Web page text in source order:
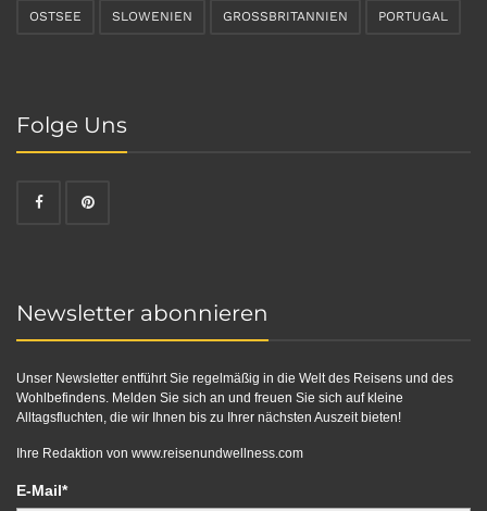
OSTSEE SLOWENIEN GROSSBRITANNIEN PORTUGAL
Folge Uns
Newsletter abonnieren
Unser Newsletter entführt Sie regelmäßig in die Welt des Reisens und des
Wohlbefindens. Melden Sie sich an und freuen Sie sich auf kleine
Alltagsfluchten, die wir Ihnen bis zu Ihrer nächsten Auszeit bieten!
Ihre Redaktion von www.reisenundwellness.com
E-Mail*